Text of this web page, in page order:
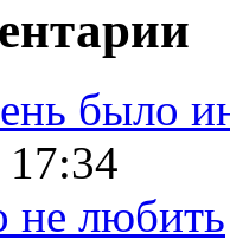
было
не любить